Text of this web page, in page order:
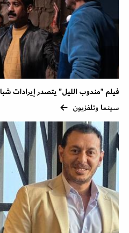
فيلم "مندوب الليل" يتصدر إيرادات
سينما وتلفزيون